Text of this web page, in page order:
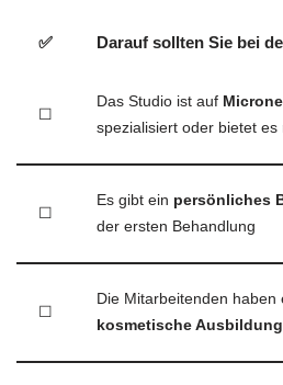
✅ Darauf sollten Sie bei
☐
Das Studio ist auf
spezialisiert oder bietet es
☐
Es gibt ein persönliches
der ersten Behandlung
☐
Die Mitarbeitenden haben
kosmetische Ausbildung